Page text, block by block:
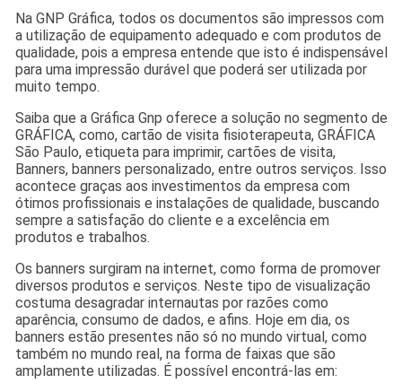
Na GNP Gráfica, todos os documentos são impressos com
a utilização de equipamento adequado e com produtos de
qualidade, pois a empresa entende que isto é indispensável
para uma impressão durável que poderá ser utilizada por
muito tempo.
Saiba que a Gráfica Gnp oferece a solução no segmento de
GRÁFICA, como, cartão de visita fisioterapeuta, GRÁFICA
São Paulo, etiqueta para imprimir, cartões de visita,
Banners, banners personalizado, entre outros serviços. Isso
acontece graças aos investimentos da empresa com
ótimos profissionais e instalações de qualidade, buscando
sempre a satisfação do cliente e a excelência em
produtos e trabalhos.
Os banners surgiram na internet, como forma de promover
diversos produtos e serviços. Neste tipo de visualização
costuma desagradar internautas por razões como
aparência, consumo de dados, e afins. Hoje em dia, os
banners estão presentes não só no mundo virtual, como
também no mundo real, na forma de faixas que são
amplamente utilizadas. É possível encontrá-las em: